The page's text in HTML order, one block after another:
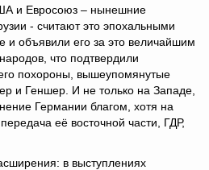
и Евросоюз – нынешние
- считают это эпохальными
и объявили его за это величайшим
что подтвердили
похороны, вышеупомянутые
и Геншер. И не только на Западе,
Германии благом, хотя на
её восточной части, ГДР,
в выступлениях